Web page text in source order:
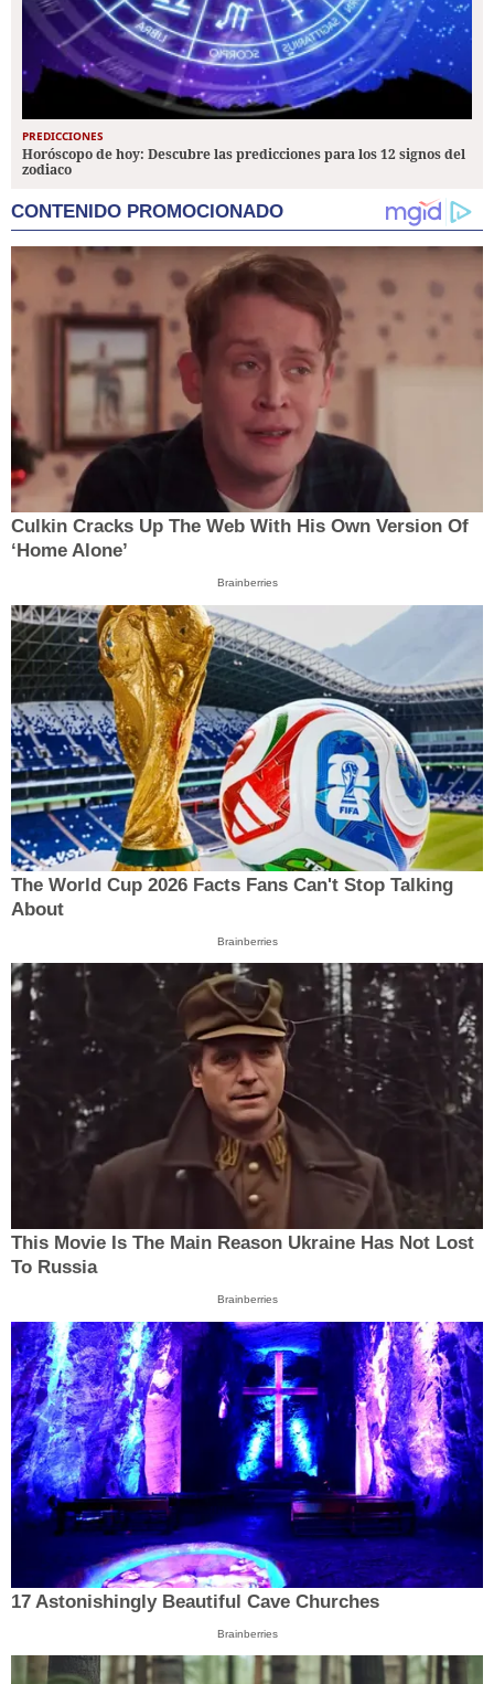
PREDICCIONES
Horóscopo de hoy: Descubre las predicciones para los 12 signos del
zodiaco
CONTENIDO PROMOCIONADO
Culkin Cracks Up The Web With His Own Version Of
‘Home Alone’
Brainberries
The World Cup 2026 Facts Fans Can't Stop Talking
About
Brainberries
This Movie Is The Main Reason Ukraine Has Not Lost
To Russia
Brainberries
17 Astonishingly Beautiful Cave Churches
Brainberries